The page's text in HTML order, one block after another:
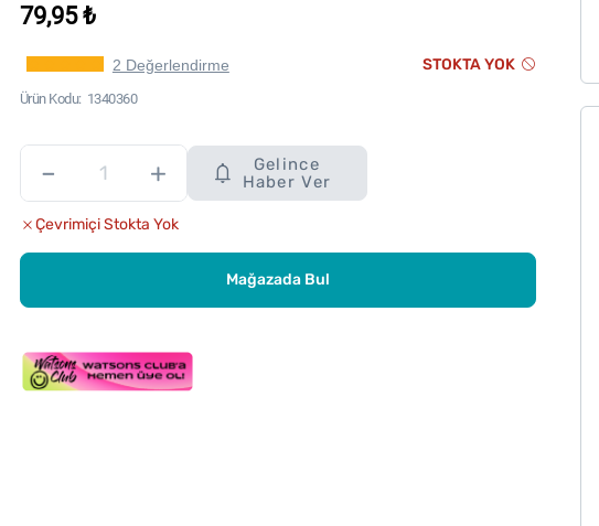
79,95 ₺
2 Değerlendirme STOKTA YOK
Ürün Kodu 1340360
– +
Gelince
Haber Ver
Çevrimiçi Stokta Yok
Mağazada Bul